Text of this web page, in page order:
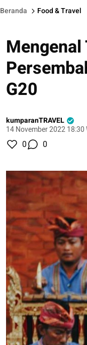
Beranda Food & Travel
G20
kumparanTRAVEL
14 November 2022 18:30
0 0